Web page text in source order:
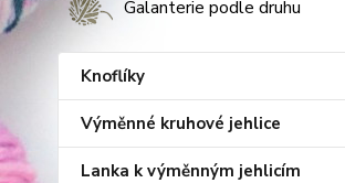
Galanterie podle druhu
Knoflíky
Výměnné kruhové jehlice
Lanka k výměnným jehlicím